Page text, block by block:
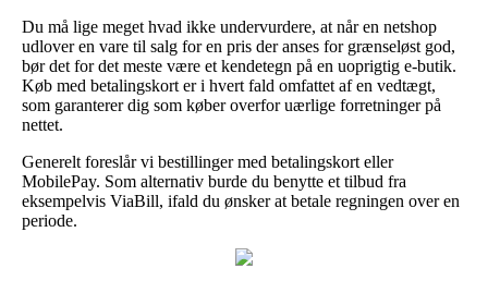
Du må lige meget hvad ikke undervurdere, at når en netshop
udlover en vare til salg for en pris der anses for grænseløst god,
bør det for det meste være et kendetegn på en uoprigtig e-butik.
Køb med betalingskort er i hvert fald omfattet af en vedtægt,
som garanterer dig som køber overfor uærlige forretninger på
nettet.
Generelt foreslår vi bestillinger med betalingskort eller
MobilePay. Som alternativ burde du benytte et tilbud fra
eksempelvis ViaBill, ifald du ønsker at betale regningen over en
periode.